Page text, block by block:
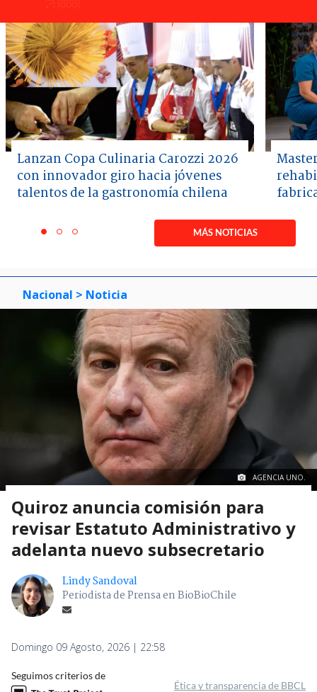
Lanzan Copa Culinaria Carozzi 2026
con innovador giro hacia jóvenes
talentos de la gastronomía chilena
itemitemitem
MÁS NOTICIAS
Nacional > Noticia
AGENCIA UNO.
Quiroz anuncia comisión para
revisar Estatuto Administrativo y
adelanta nuevo subsecretario
Lindy Sandoval
Periodista de Prensa en BioBioChile
Domingo 09 Agosto, 2026 | 22:58
Seguimos criterios de
Ética y transparencia de BBCL